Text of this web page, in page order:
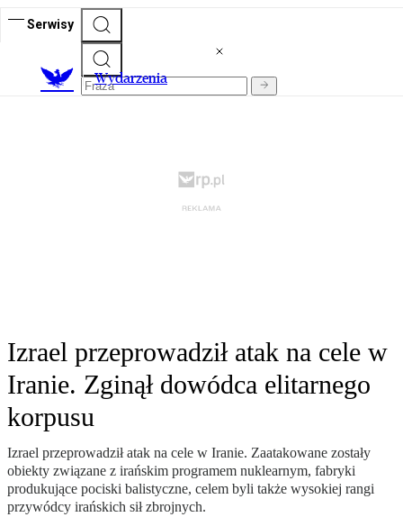
Serwisy
Wydarzenia
Izrael przeprowadził atak na cele w
Iranie. Zginął dowódca elitarnego
korpusu
Izrael przeprowadził atak na cele w Iranie. Zaatakowane zostały
obiekty związane z irańskim programem nuklearnym, fabryki
produkujące pociski balistyczne, celem byli także wysokiej rangi
przywódcy irańskich sił zbrojnych.